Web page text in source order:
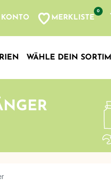
Holz, etc... MERKLISTE
0
WÄHLE DEIN